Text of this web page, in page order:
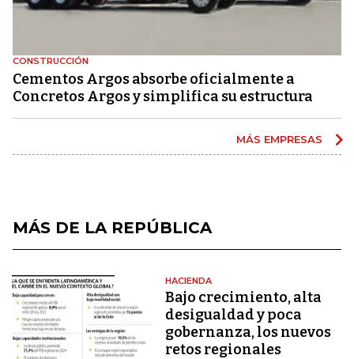
CONSTRUCCIÓN
Cementos Argos absorbe oficialmente a
Concretos Argos y simplifica su estructura
MÁS EMPRESAS
MÁS DE LA REPÚBLICA
HACIENDA
Bajo crecimiento, alta
desigualdad y poca
gobernanza, los nuevos
retos regionales